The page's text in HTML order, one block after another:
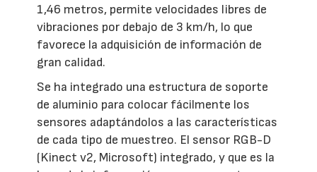
1,46 metros, permite velocidades libres de
vibraciones por debajo de 3 km/h, lo que
favorece la adquisición de información de
gran calidad.
Se ha integrado una estructura de soporte
de aluminio para colocar fácilmente los
sensores adaptándolos a las características
de cada tipo de muestreo. El sensor RGB-D
(Kinect v2, Microsoft) integrado, y que es la